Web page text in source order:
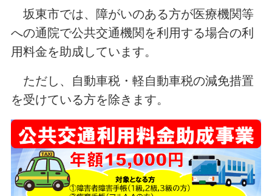
坂東市では、障がいのある方が医療機関等
への通院で公共交通機関を利用する場合の利
用料金を助成しています。
ただし、自動車税・軽自動車税の減免措置
を受けている方を除きます。